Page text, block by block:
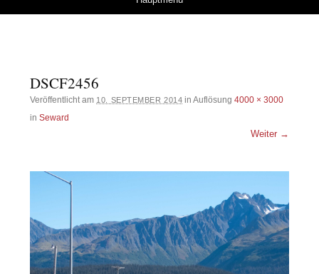
DSCF2456
Veröffentlicht am 10. SEPTEMBER 2014 in Auflösung4000 × 3000
inSeward
Weiter →